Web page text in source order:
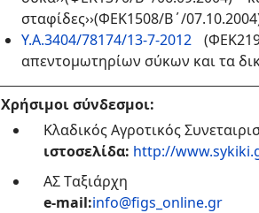
σταφίδες››(ΦΕΚ1508/Β΄/07.10.2004)
Υ.Α.3404/78174/13-7-2012
απεντομωτηρίων σύκων και τα
Χρήσιμοι σύνδεσμοι:
Κλαδικός Αγροτικός
ιστοσελίδα: http://
ΑΣ Tαξιάρχη
e-mail:info@figs_online.gr